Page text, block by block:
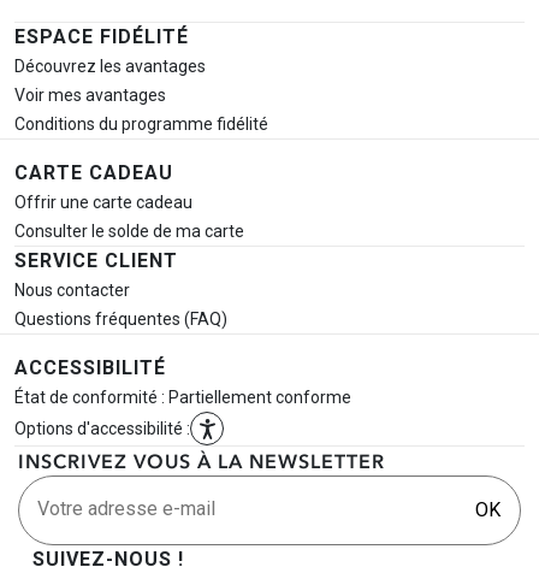
ESPACE FIDÉLITÉ
Découvrez les avantages
Voir mes avantages
Conditions du programme fidélité
CARTE CADEAU
Offrir une carte cadeau
Consulter le solde de ma carte
SERVICE CLIENT
Nous contacter
Questions fréquentes (FAQ)
ACCESSIBILITÉ
État de conformité : Partiellement conforme
Options d'accessibilité :
INSCRIVEZ VOUS À LA NEWSLETTER
Votre adresse e-mail OK
SUIVEZ-NOUS !